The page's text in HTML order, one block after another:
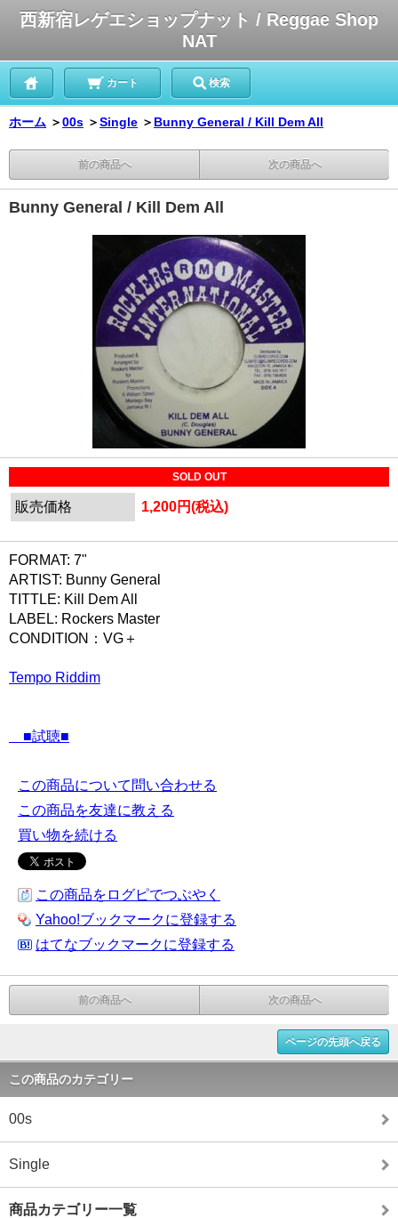
西新宿レゲエショップナット / Reggae Shop
NAT
カート 検索
ホーム ＞00s ＞Single ＞ Bunny General / Kill Dem All
前の商品へ 次の商品へ
Bunny General / Kill Dem All
SOLD OUT
販売価格 1,200円(税込)
FORMAT: 7"
ARTIST: Bunny General
TITTLE: Kill Dem All
LABEL: Rockers Master
CONDITION：VG＋
Tempo Riddim
■試聴■
この商品について問い合わせる
この商品を友達に教える
買い物を続ける
この商品をログピでつぶやく
Yahoo!ブックマークに登録する
はてなブックマークに登録する
前の商品へ 次の商品へ
ページの先頭へ戻る
この商品のカテゴリー
00s
Single
商品カテゴリー一覧